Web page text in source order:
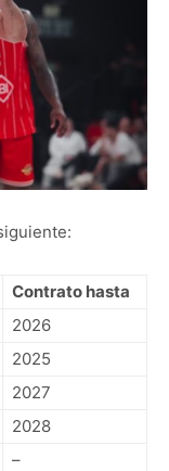
Contrato hasta
2026
2025
2027
2028
–